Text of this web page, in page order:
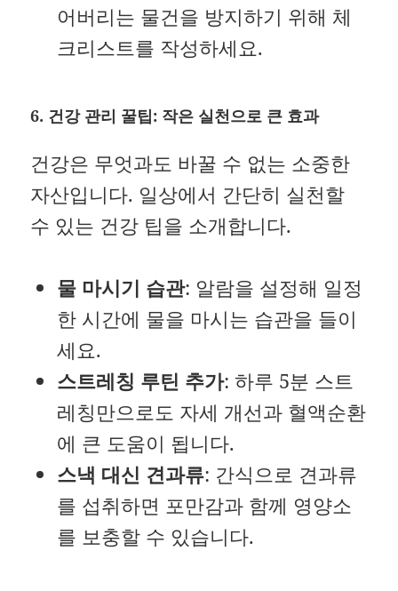
어버리는 물건을 방지하기 위해 체
크리스트를 작성하세요.
6. 건강 관리 꿀팁: 작은 실천으로 큰 효과
건강은 무엇과도 바꿀 수 없는 소중한
자산입니다. 일상에서 간단히 실천할
수 있는 건강 팁을 소개합니다.
물 마시기 습관: 알람을 설정해 일정
한 시간에 물을 마시는 습관을 들이
세요.
스트레칭 루틴 추가: 하루 5분 스트
레칭만으로도 자세 개선과 혈액순환
에 큰 도움이 됩니다.
스낵 대신 견과류: 간식으로 견과류
를 섭취하면 포만감과 함께 영양소
를 보충할 수 있습니다.